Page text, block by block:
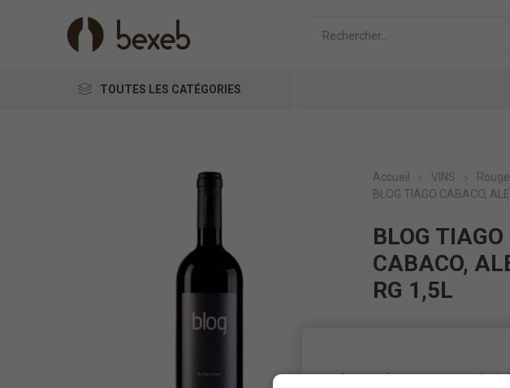
TOUTES LES CATÉGORIES
Accueil VINS Rouge
BLOG TIAGO CABACO,
BLOG TIAGO
CABACO,
RG 1,5L
Les cookies nous permettent